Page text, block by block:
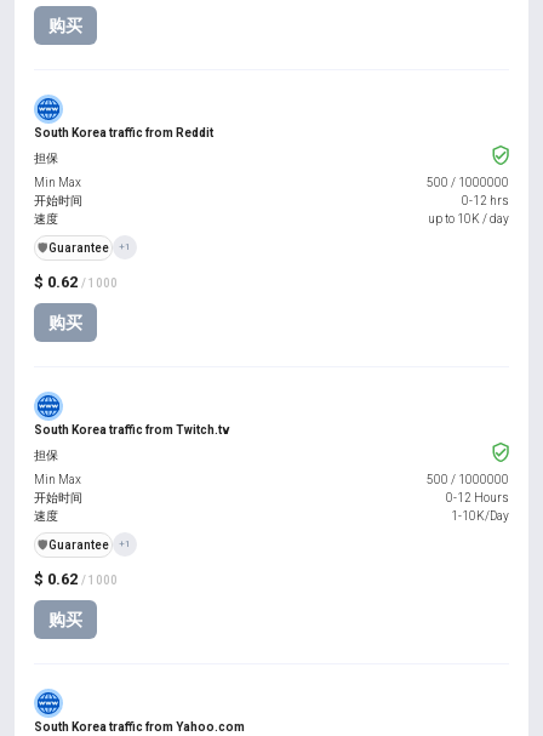
购买
South Korea traffic from Reddit
$ 0.62 / 1000
购买
担保
Min Max
500 / 1000000
开始时间
0-12 hrs
速度
up to 10K / day
️🛡️Guarantee +1
South Korea traffic from Twitch.tv
$ 0.62 / 1000
购买
担保
Min Max
500 / 1000000
开始时间
0-12 Hours
速度
1-10K/Day
️🛡️Guarantee +1
South Korea traffic from Yahoo.com